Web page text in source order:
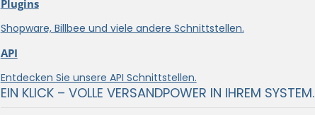
Plugins
Shopware, Billbee und viele andere Schnittstellen.
API
Entdecken Sie unsere API Schnittstellen.
EIN KLICK – VOLLE VERSANDPOWER IN IHREM SYSTEM.